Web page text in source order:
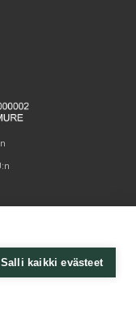
Salli kaikki evästeet